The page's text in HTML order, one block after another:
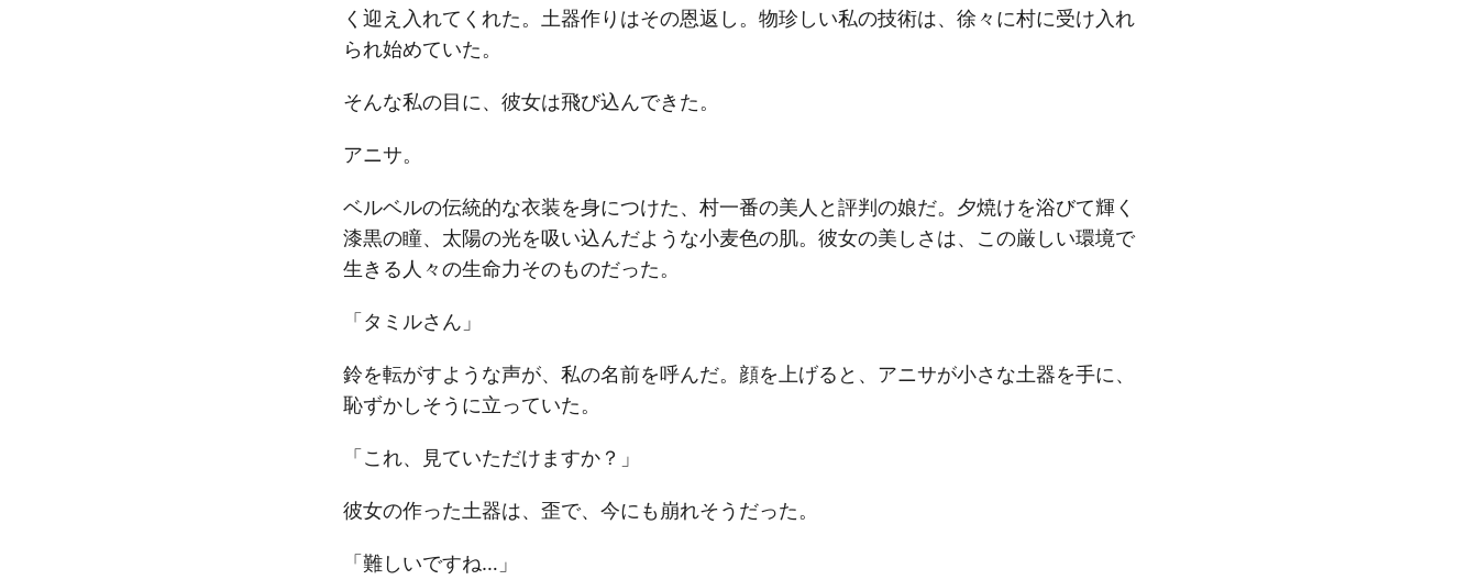
く迎え入れてくれた。土器作りはその恩返し。物珍しい私の技術は、徐々に村に受け入れ
られ始めていた。
そんな私の目に、彼女は飛び込んできた。
アニサ。
ベルベルの伝統的な衣装を身につけた、村一番の美人と評判の娘だ。夕焼けを浴びて輝く
漆黒の瞳、太陽の光を吸い込んだような小麦色の肌。彼女の美しさは、この厳しい環境で
生きる人々の生命力そのものだった。
「タミルさん」
鈴を転がすような声が、私の名前を呼んだ。顔を上げると、アニサが小さな土器を手に、
恥ずかしそうに立っていた。
「これ、見ていただけますか？」
彼女の作った土器は、歪で、今にも崩れそうだった。
「難しいですね…」